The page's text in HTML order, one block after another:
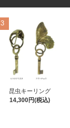
3
昆虫キーリング
14,300円(税込)